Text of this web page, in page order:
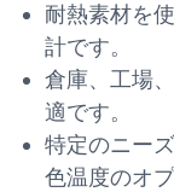
耐熱素材を
計です。
倉庫、工場
適です。
特定のニー
色温度のオ